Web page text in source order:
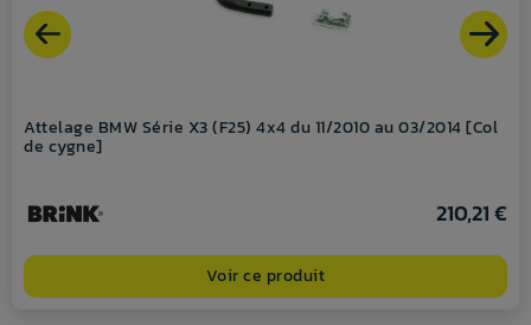
Attelage BMW Série X3 (F25) 4x4 du 11/2010 au 03/2014 [Col
de cygne]
210,21 €
Voir ce produit